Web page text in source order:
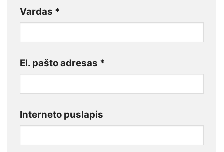
Vardas *
El. pašto adresas *
Interneto puslapis